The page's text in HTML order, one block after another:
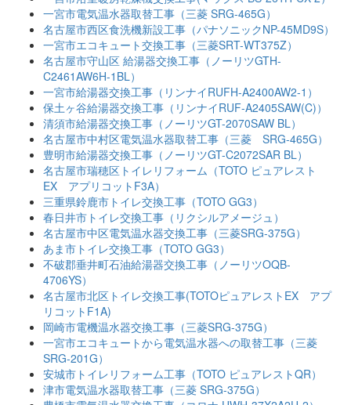
一宮市電気温水器取替工事（三菱 SRG-465G）
名古屋市西区食洗機新設工事（パナソニックNP-45MD9S）
一宮市エコキュート交換工事（三菱SRT-WT375Z）
名古屋市守山区 給湯器交換工事（ノーリツGTH-
C2461AW6H-1BL）
一宮市給湯器交換工事（リンナイRUFH-A2400AW2-1）
保土ヶ谷給湯器交換工事（リンナイRUF-A2405SAW(C)）
清須市給湯器交換工事（ノーリツGT-2070SAW BL）
名古屋市中村区電気温水器取替工事（三菱 SRG-465G）
豊明市給湯器交換工事（ノーリツGT-C2072SAR BL）
名古屋市瑞穂区トイレリフォーム（TOTO ピュアレスト
EX アプリコットF3A）
三重県鈴鹿市トイレ交換工事（TOTO GG3）
春日井市トイレ交換工事（リクシルアメージュ）
名古屋市中区電気温水器交換工事（三菱SRG-375G）
あま市トイレ交換工事（TOTO GG3）
不破郡垂井町石油給湯器交換工事（ノーリツOQB-
4706YS）
名古屋市北区トイレ交換工事(TOTOピュアレストEX アプ
リコットF1A)
岡崎市電機温水器交換工事（三菱SRG-375G）
一宮市エコキュートから電気温水器への取替工事（三菱
SRG-201G）
安城市トイレリフォーム工事（TOTO ピュアレストQR）
津市電気温水器取替工事（三菱 SRG-375G）